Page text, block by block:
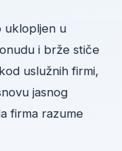
uklopljen u
i brže stiče
uslužnih firmi,
jasnog
firma razume